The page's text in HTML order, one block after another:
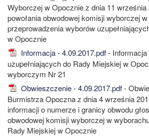
Wyborczej w Opocznie z dnia 11 września
powołania obwodowej komisji wyborczej
przeprowadzenia wyborów
w Opocznie
Informacja - 4.09.2017.pdf-
uzupełniających do Rady Miejskiej w
wyborczym Nr 21
Obwieszczenie - 4.09.2017.pdf-
Burmistrza Opoczna z dnia 4 września
informacji o numerze i granicy obwodu
obwodowej komisji wyborczej w
Rady Miejskiej w Opocznie